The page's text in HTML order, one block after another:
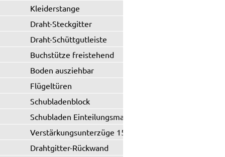
Kleiderstange
Draht-Steckgitter
Draht-Schüttgutleiste
Buchstütze freistehend
Boden ausziehbar
Flügeltüren
Schubladenblock
Schubladen Einteilungsmaterial
Verstärkungsunterzüge 150 kg
Drahtgitter-Rückwand